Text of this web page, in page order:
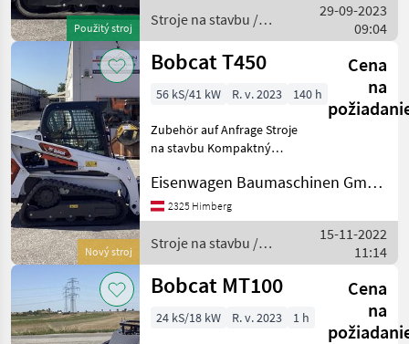
Použitý stroj
Stroje na stavbu /
Bobcat
29-09-2023
09:04
Nový stroj
Bobcat T450
Cena
na
56 kS/41 kW R. v. 2023 140 h
Zubehör auf Anfrage Stroje
na stavbu Kompaktný
Eisenwagen Baumaschinen GmbH
2325 Himberg
Stroje na stavbu /
Bobcat
15-11-2022
11:14
Bobcat MT100
Cena
na
24 kS/18 kW R. v. 2023 1 h